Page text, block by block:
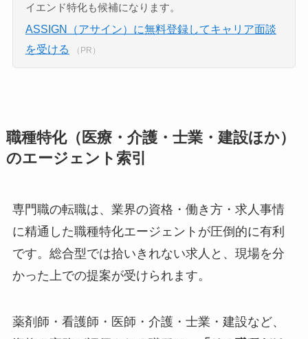
イエンド特化も候補になります。
ASSIGN（アサイン）に無料登録してキャリア面談
を受ける
（PR）
職種特化（医療・介護・士業・建設ほか）
のエージェント索引
専門職の転職は、業界の資格・働き方・求人事情
に精通した職種特化エージェントが圧倒的に有利
です。総合型では拾いきれない求人と、現場を分
かった上での提案が受けられます。
薬剤師・看護師・医師・介護・士業・建設など、